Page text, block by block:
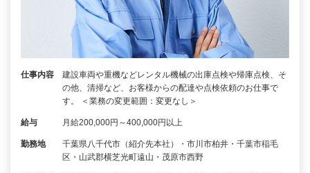
仕事内容
建設車両や重機などレンタル機械の出庫点検や帰庫点検、そ
の他、清掃など、お客様からの配達や点検依頼のお仕事で
す。 ＜業務の変更範囲：変更なし＞
給与 月給200,000円～400,000円以上
勤務地
千葉県八千代市（紹介先本社）・市川市柏井・千葉市稲毛
区・山武郡横芝光町遠山・茂原市西野